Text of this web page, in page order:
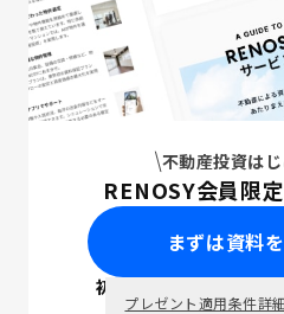
不動産投資は
RENOSY会員限
まずは資料
初回面談で ポ
プレゼント適用条件詳細